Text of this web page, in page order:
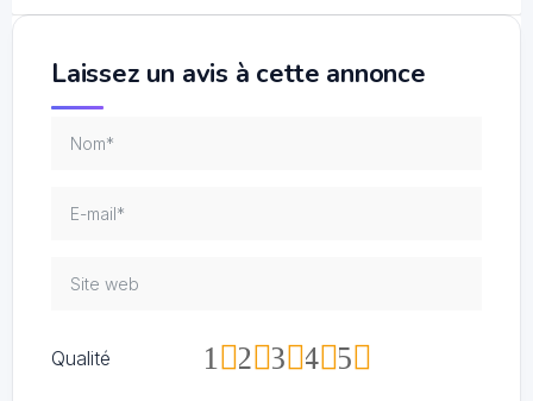
Laissez un avis à cette annonce
Qualité 5
4
3
2
1